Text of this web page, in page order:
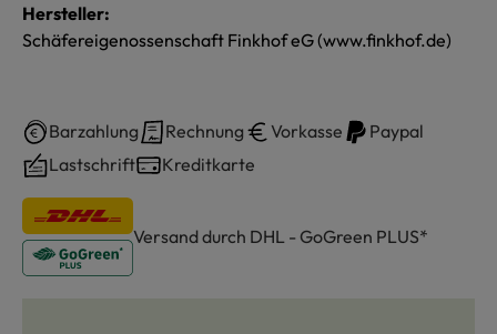
Hersteller:
Schäfereigenossenschaft Finkhof eG (www.finkhof.de)
Barzahlung Rechnung Vorkasse
Paypal
Lastschrift
Kreditkarte
Versand durch DHL - GoGreen PLUS*